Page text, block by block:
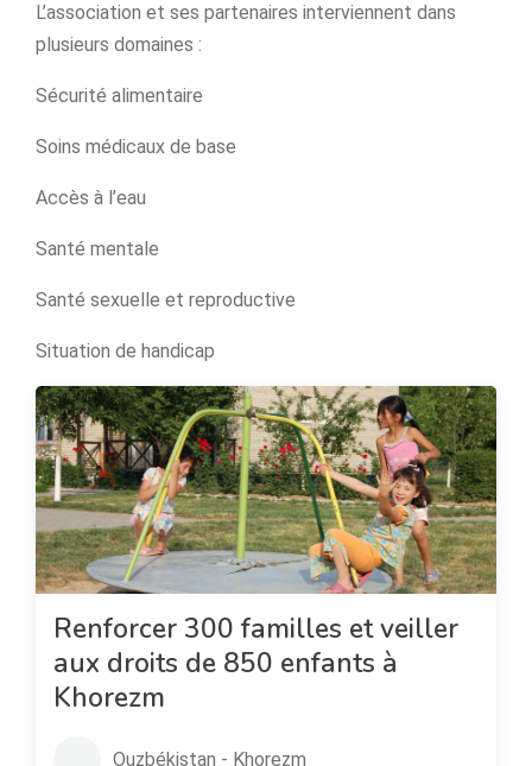
L’association et ses partenaires interviennent dans
plusieurs domaines :
Sécurité alimentaire
Soins médicaux de base
Accès à l’eau
Santé mentale
Santé sexuelle et reproductive
Situation de handicap
Renforcer 300 familles et veiller
aux droits de 850 enfants à
Khorezm
Ouzbékistan - Khorezm